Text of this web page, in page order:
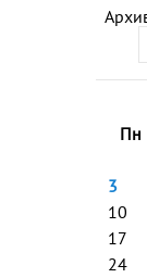
Пн
3
10
17
24